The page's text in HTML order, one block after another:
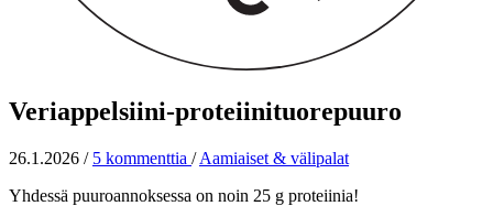
Veriappelsiini-proteiinituorepuuro
26.1.2026 / 5 kommenttia / Aamiaiset & välipalat
Yhdessä puuroannoksessa on noin 25 g proteiinia!